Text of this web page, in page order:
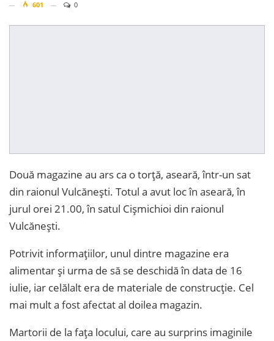
601
0
Două magazine au ars ca o torță, aseară, într-un sat
din raionul Vulcănești. Totul a avut loc în aseară, în
jurul orei 21.00, în satul Cișmichioi din raionul
Vulcănești.
Potrivit informațiilor, unul dintre magazine era
alimentar și urma de să se deschidă în data de 16
iulie, iar celălalt era de materiale de construcție. Cel
mai mult a fost afectat al doilea magazin.
Martorii de la fața locului, care au surprins imaginile